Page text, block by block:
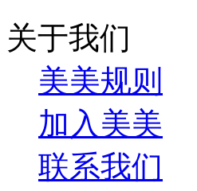
关于我们
美美规则
加入美美
联系我们